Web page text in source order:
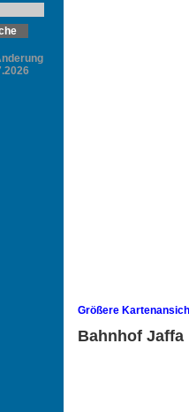
Größere
Bahnhof Jaffa